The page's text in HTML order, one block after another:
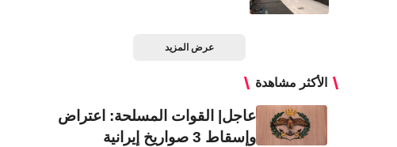
عرض المزيد
الأكثر مشاهدة
عاجل| القوات المسلحة: اعتراض
وإسقاط 3 صواريخ إيرانية